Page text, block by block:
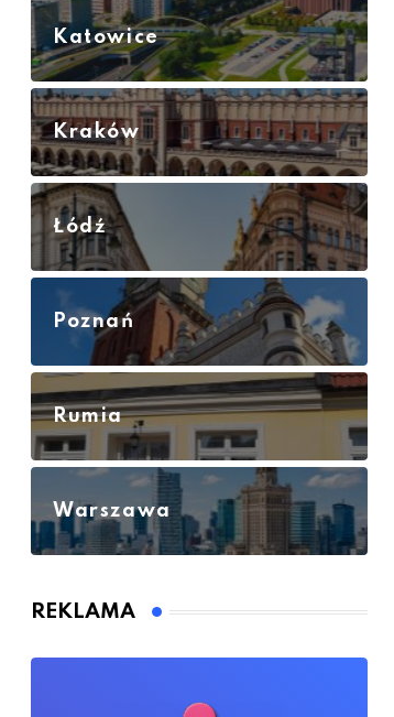
Katowice
Kraków
Łódź
Poznań
Rumia
Warszawa
REKLAMA